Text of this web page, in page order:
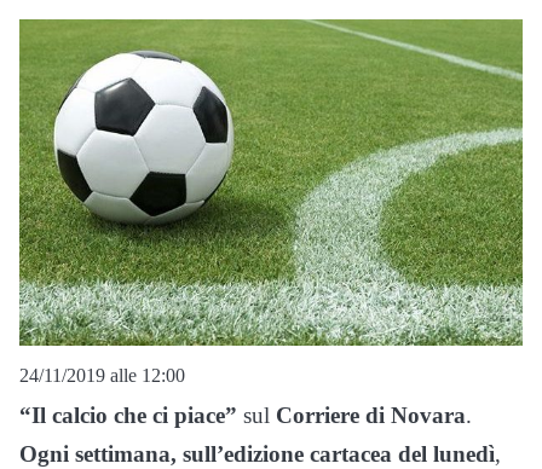
24/11/2019 alle 12:00
“Il calcio che ci piace” sul Corriere di Novara.
Ogni settimana, sull’edizione cartacea del lunedì,